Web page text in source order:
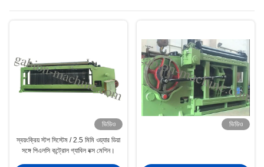
ভিডিও
স্বয়ংক্রিয় স্টপ সিস্টেম / 2.5 মিমি ওয়্যার ডিয়া
সঙ্গে পিএলসি কন্ট্রোল গ্যাবিল বক্স মেশিন।
ভিডিও